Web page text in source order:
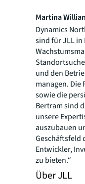
Martina
Dynamics
sind für JLL
und den
managen. Die
sowie die
Bertram sind
unsere
auszubauen
Geschäftsfeld
Entwickler,
zu bieten.“
Über JLL